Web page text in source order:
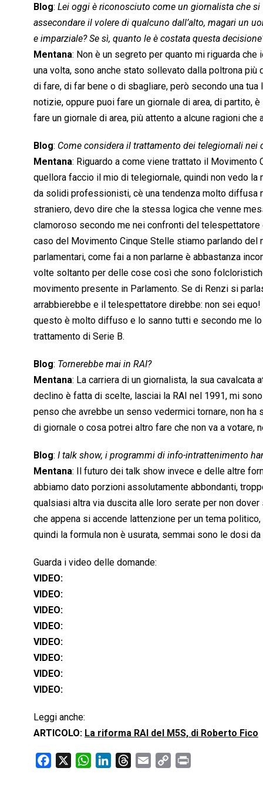
Blog: Lei oggi è riconosciuto come un giornalista che
assecondare il volere di qualcuno dall’alto, magari un
e imparziale? Se sì, quanto le è costata questa
Mentana: Non è un segreto per quanto mi riguarda
una volta, sono anche stato sollevato dalla poltrona
di fare, di far bene o di sbagliare, però secondo una
notizie, oppure puoi fare un giornale di area, di partito,
fare un giornale di area, più attento a alcune ragioni
Blog: Come considera il trattamento dei telegiornali nei
Mentana: Riguardo a come viene trattato il Movimento
quellora faccio il mio di telegiornale, quindi non vedo
da solidi professionisti, cè una tendenza molto diffusa
straniero, devo dire che la stessa logica che venne
clamoroso secondo me nei confronti del telespettatore
caso del Movimento Cinque Stelle stiamo parlando
parlamentari, come fai a non parlarne è abbastanza
volte soltanto per delle cose così che sono
movimento presente in Parlamento. Se di Renzi si
arrabbierebbe e il telespettatore direbbe: non sei
questo è molto diffuso e lo sanno tutti e secondo me
trattamento di Serie B.
Blog: Tornerebbe mai in RAI?
Mentana: La carriera di un giornalista, la sua
declino è fatta di scelte, lasciai la RAI nel 1991, mi
penso che avrebbe un senso vedermici tornare, non
di giornale o cosa potrei altro fare che non va a votare,
Blog: I talk show, i programmi di info-intrattenimento
Mentana: Il futuro dei talk show invece e delle altre
abbiamo dato porzioni assolutamente abbondanti,
qualsiasi altra via duscita alle loro serate per non
che appena si accende lattenzione per un tema
quindi la formula non è usurata, semmai sono le dosi
Guarda i video delle domande:
VIDEO:
VIDEO:
VIDEO:
VIDEO:
VIDEO:
VIDEO:
VIDEO:
VIDEO:
Leggi anche:
ARTICOLO: La riforma RAI del M5S, di Roberto Fico
W